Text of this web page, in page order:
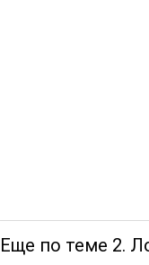
Еще по теме 2.